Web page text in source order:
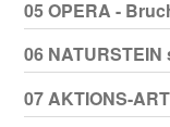
05 OPERA -
06 NATURSTEIN
07 AKTIONS-